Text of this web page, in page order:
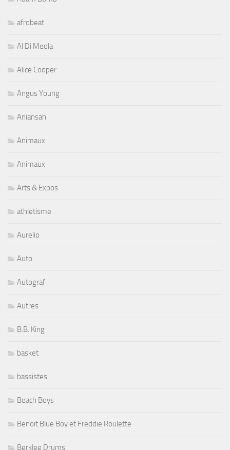
afrobeat
Al Di Meola
Alice Cooper
Angus Young
Aniansah
Animaux
Animaux
Arts & Expos
athletisme
Aurelio
Auto
Autograf
Autres
B.B. King
basket
bassistes
Beach Boys
Benoit Blue Boy et Freddie Roulette
Berklee Drums